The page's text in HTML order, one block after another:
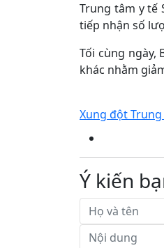
Trung tâm y tế
tiếp nhận số
Tối cùng ngày,
khác nhằm
Xung đột
Ý kiến